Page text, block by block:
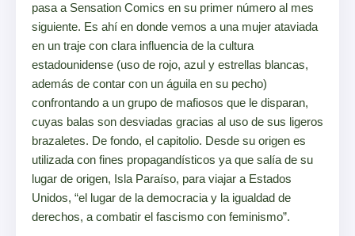
pasa a Sensation Comics en su primer número al mes
siguiente. Es ahí en donde vemos a una mujer ataviada
en un traje con clara influencia de la cultura
estadounidense (uso de rojo, azul y estrellas blancas,
además de contar con un águila en su pecho)
confrontando a un grupo de mafiosos que le disparan,
cuyas balas son desviadas gracias al uso de sus ligeros
brazaletes. De fondo, el capitolio. Desde su origen es
utilizada con fines propagandísticos ya que salía de su
lugar de origen, Isla Paraíso, para viajar a Estados
Unidos, “el lugar de la democracia y la igualdad de
derechos, a combatir el fascismo con feminismo”.